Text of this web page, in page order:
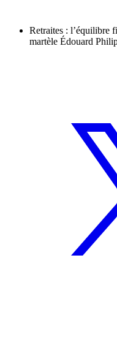
Retraites : l’équilibre
martèle Édouard